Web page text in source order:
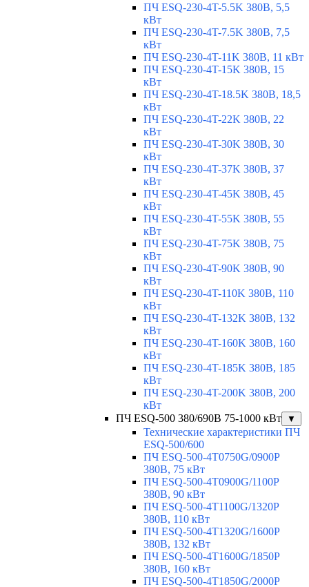
ПЧ ESQ-230-4T-5.5K 380В, 5,5
кВт
ПЧ ESQ-230-4T-7.5K 380В, 7,5
кВт
ПЧ ESQ-230-4T-11K 380В, 11 кВт
ПЧ ESQ-230-4T-15K 380В, 15
кВт
ПЧ ESQ-230-4T-18.5K 380В, 18,5
кВт
ПЧ ESQ-230-4T-22K 380В, 22
кВт
ПЧ ESQ-230-4T-30K 380В, 30
кВт
ПЧ ESQ-230-4T-37K 380В, 37
кВт
ПЧ ESQ-230-4T-45K 380В, 45
кВт
ПЧ ESQ-230-4T-55K 380В, 55
кВт
ПЧ ESQ-230-4T-75K 380В, 75
кВт
ПЧ ESQ-230-4T-90K 380В, 90
кВт
ПЧ ESQ-230-4T-110K 380В, 110
кВт
ПЧ ESQ-230-4T-132K 380В, 132
кВт
ПЧ ESQ-230-4T-160K 380В, 160
кВт
ПЧ ESQ-230-4T-185K 380В, 185
кВт
ПЧ ESQ-230-4T-200K 380В, 200
кВт
ПЧ ESQ-500 380/690В 75-1000 кВт
▼
Технические характеристики ПЧ
ESQ-500/600
ПЧ ESQ-500-4T0750G/0900P
380В, 75 кВт
ПЧ ESQ-500-4T0900G/1100P
380В, 90 кВт
ПЧ ESQ-500-4T1100G/1320P
380В, 110 кВт
ПЧ ESQ-500-4T1320G/1600P
380В, 132 кВт
ПЧ ESQ-500-4T1600G/1850P
380В, 160 кВт
ПЧ ESQ-500-4T1850G/2000P